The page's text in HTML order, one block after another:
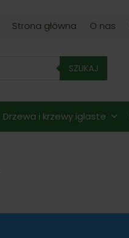
Strona główna O nas
SZUKAJ
Drzewa i krzewy iglaste